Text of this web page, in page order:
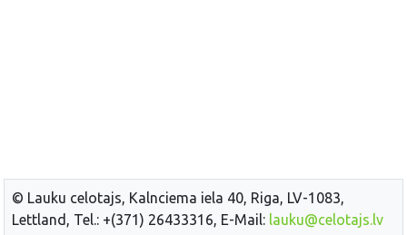
© Lauku celotajs, Kalnciema iela 40, Riga, LV-1083,
Lettland, Tel.: +(371) 26433316, E-Mail: lauku@celotajs.lv